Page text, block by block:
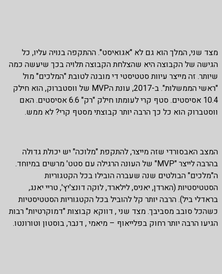
מצד שני, המלך הוא גם לא "אגואיסט". ההתקפה בנויה עליו, כל
הגישה של הקבוצה היא שהצלחת הקבוצה תלויה בכך שיעשה כמה
שיותר. זה מייצר עיוות סטטיסטי די מובנה לטובת "המלכים" מול
"ראשי הממשלות". ב-2017, עונת הMVP של ווסטברוק, הוא חילק
10.4 אסיסטים. סטף קרי לעומתו חילק "רק" 6.6 אסיסטים. האם
ווסטברוק הוא כל כך הרבה יותר קבוצתי מסטף קרי? לא ממש.
המצב האבסורדי שזה מייצר, להתקפת "מלוכה" יש יכולת גדולה
בהרבה לייצר "MVP" של העונה הרגילה עם סטט' מרשים במיוחד.
ה"מלכים" הבולטים שנה שעברה הובילו בכל הקטגוריות
הסטטיסטיות (הארדן, יאניס, לילארד, לוקה דונצ'יץ', טריי יאנג,
בראדלי ביל). הרבה יותר קל להוביל בכל הקטגוריות הסטטיסטיות
כשהכל סובב מסביבך. מצד שני , דווקא קבוצות "דמוקרטיות" רבות
הגיעו הרבה יותר רחוק בפלייאוף – מיאמי , דנבר, בוסטון וטורונטו.